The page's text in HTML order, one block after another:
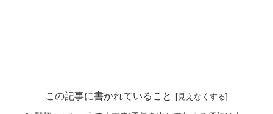
この記事に書かれていること